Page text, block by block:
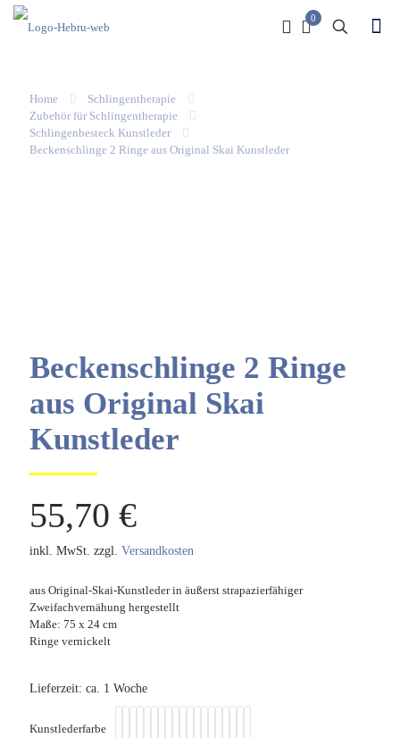
0
Home
Schlingentherapie
Zubehör für Schlingentherapie
Schlingenbesteck Kunstleder
Beckenschlinge 2 Ringe aus Original Skai Kunstleder
Beckenschlinge 2 Ringe
aus Original Skai
Kunstleder
55,70 €
inkl. MwSt. zzgl. Versandkosten
aus Original-Skai-Kunstleder in äußerst strapazierfähiger
Zweifachvernähung hergestellt
Maße: 75 x 24 cm
Ringe vernickelt
Lieferzeit: ca. 1 Woche
Kunstlederfarbe